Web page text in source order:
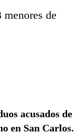
de
acusados de
en San Carlos.